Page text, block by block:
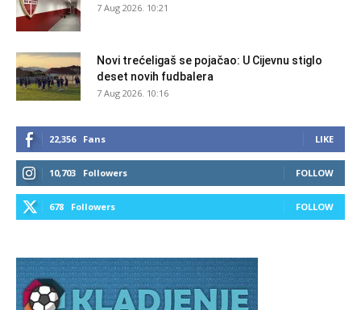
7 Aug 2026. 10:21
Novi trećeligaš se pojačao: U Cijevnu stiglo
deset novih fudbalera
7 Aug 2026. 10:16
22,356 Fans LIKE
10,703 Followers FOLLOW
678 Followers FOLLOW